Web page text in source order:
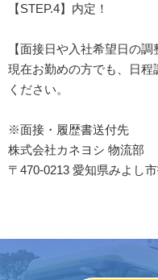
【STEP.4】内定！
【面接日や入社希望日の調
現在お勤めの方でも、日
ください。
※面接・履歴書送付先
株式会社カネヨシ 物流部
〒470-0213 愛知県みよし